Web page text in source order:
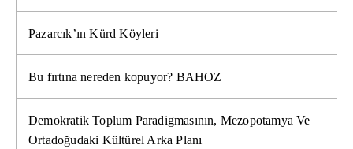
Pazarcık’ın Kürd Köyleri
Bu fırtına nereden kopuyor? BAHOZ
Demokratik Toplum Paradigmasının, Mezopotamya Ve
Ortadoğudaki Kültürel Arka Planı